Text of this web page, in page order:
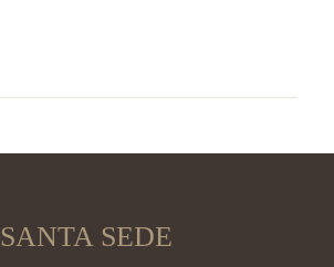
SANTA SEDE